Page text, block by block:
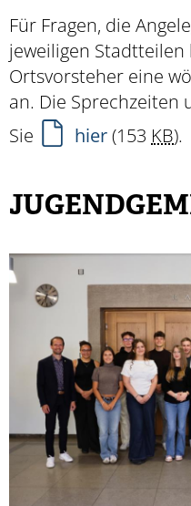
Für Fragen, die
jeweiligen
Ortsvorsteher eine
an. Die
Sie
hier(153 KB).